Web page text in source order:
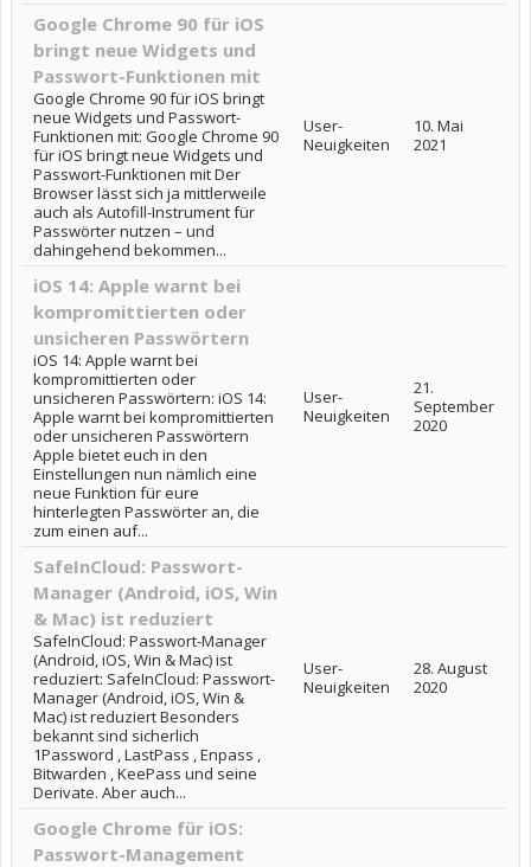
Google Chrome 90 für iOS
bringt neue Widgets und
Passwort-Funktionen mit
Google Chrome 90 für iOS bringt
neue Widgets und Passwort-
Funktionen mit: Google Chrome 90
für iOS bringt neue Widgets und
Passwort-Funktionen mit Der
Browser lässt sich ja mittlerweile
auch als Autofill-Instrument für
Passwörter nutzen – und
dahingehend bekommen...
User-
Neuigkeiten
10. Mai
2021
iOS 14: Apple warnt bei
kompromittierten oder
unsicheren Passwörtern
iOS 14: Apple warnt bei
kompromittierten oder
unsicheren Passwörtern: iOS 14:
Apple warnt bei kompromittierten
oder unsicheren Passwörtern
Apple bietet euch in den
Einstellungen nun nämlich eine
neue Funktion für eure
hinterlegten Passwörter an, die
zum einen auf...
User-
Neuigkeiten
21.
September
2020
SafeInCloud: Passwort-
Manager (Android, iOS, Win
& Mac) ist reduziert
SafeInCloud: Passwort-Manager
(Android, iOS, Win & Mac) ist
reduziert: SafeInCloud: Passwort-
Manager (Android, iOS, Win &
Mac) ist reduziert Besonders
bekannt sind sicherlich
1Password , LastPass , Enpass ,
Bitwarden , KeePass und seine
Derivate. Aber auch...
User-
Neuigkeiten
28. August
2020
Google Chrome für iOS:
Passwort-Management